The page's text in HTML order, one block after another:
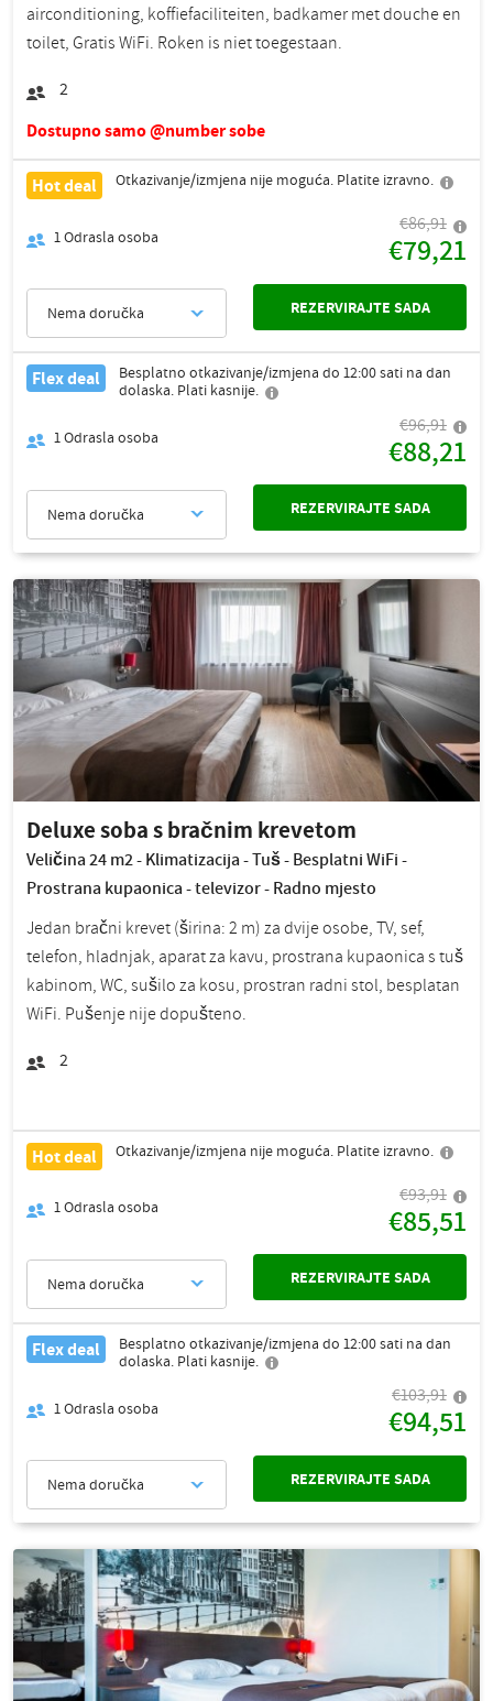
airconditioning, koffiefaciliteiten, badkamer met douche en
toilet, Gratis WiFi. Roken is niet toegestaan.
2
Dostupno samo @number sobe
Hot deal Otkazivanje/izmjena nije moguća. Platite izravno.
1Odrasla osoba
€86,91
€79,21
Nema doručka REZERVIRAJTE SADA
Flex deal
Besplatno otkazivanje/izmjena do 12:00 sati na dan
dolaska. Plati kasnije.
1Odrasla osoba
€96,91
€88,21
Nema doručka REZERVIRAJTE SADA
Deluxe soba s bračnim krevetom
Veličina 24 m2 - Klimatizacija - Tuš - Besplatni WiFi -
Prostrana kupaonica - televizor - Radno mjesto
Jedan bračni krevet (širina: 2 m) za dvije osobe, TV, sef,
telefon, hladnjak, aparat za kavu, prostrana kupaonica s tuš
kabinom, WC, sušilo za kosu, prostran radni stol, besplatan
WiFi. Pušenje nije dopušteno.
2
Hot deal Otkazivanje/izmjena nije moguća. Platite izravno.
1Odrasla osoba
€93,91
€85,51
Nema doručka REZERVIRAJTE SADA
Flex deal
Besplatno otkazivanje/izmjena do 12:00 sati na dan
dolaska. Plati kasnije.
1Odrasla osoba
€103,91
€94,51
Nema doručka REZERVIRAJTE SADA